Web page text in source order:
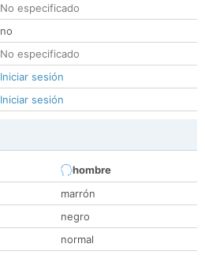
No especificado
no
No especificado
Iniciar sesión
Iniciar sesión
hombre
marrón
negro
normal